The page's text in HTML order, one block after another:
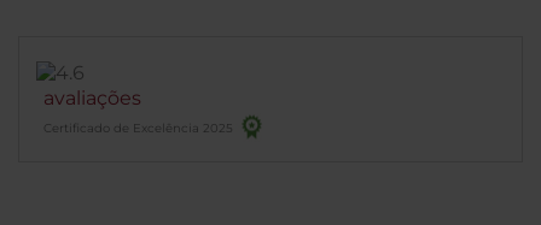
avaliações
Certificado de Excelência 2025